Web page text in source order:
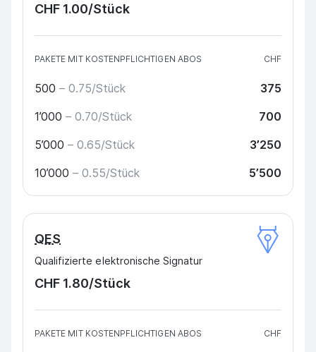
CHF 1.00/Stück
PAKETE MIT KOSTENPFLICHTIGEN ABOS CHF
500 – 0.75/Stück
375
1’000 – 0.70/Stück
700
5’000 – 0.65/Stück
3’250
10’000 – 0.55/Stück 5’500
QES
Qualifizierte elektronische Signatur
CHF 1.80/Stück
PAKETE MIT KOSTENPFLICHTIGEN ABOS CHF